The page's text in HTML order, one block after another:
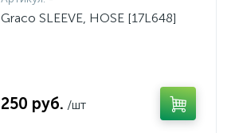
Graco SLEEVE, HOSE [17L648]
250 руб. /шт